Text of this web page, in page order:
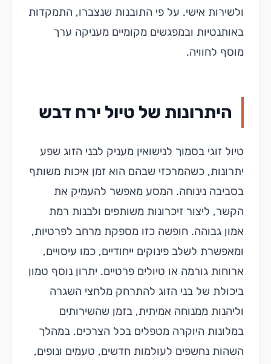
ולשירות אישי. על פי התובנות שנצברו, התמקדות
באותנטיות ובמפגשים מקומיים מעניקה ערך
מוסף לחוויה.
היתרונות של טיול ירח דבש
טיול זוגי בסמוך לנישואין מעניק לבני הזוג שפע
יתרונות, כשהמרכזי שבהם הוא זמן איכות משותף
בסביבה נינוחה. המסע מאפשר להעמיק את
הקשר, ליצור זיכרונות משותפים ולבנות רמת
אמון גבוהה. חופשה כזו מספקת מרחב לפרטיות,
ומאפשרת לשלב פינוקים ייחודיים, כמו עיסויים,
ארוחות גורמה או טיולים פרטיים. יתרון נוסף טמון
ביכולת של בני הזוג להתרחק מלחצי השגרה
וליהנות ממנוחה אמיתית, בזמן שהשירותים
במלונות היוקרה מטפלים בכל הצרכים. במהלך
השהות נחשפים לעולמות חדשים, טעמים ונופים,